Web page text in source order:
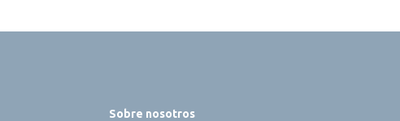
Sobre nosotros